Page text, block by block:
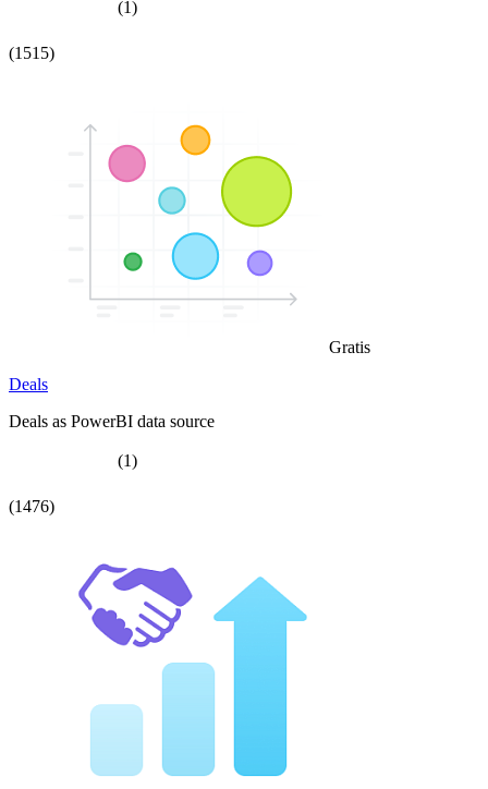
(1)
(1515)
Gratis
Deals
Deals as PowerBI data source
(1)
(1476)